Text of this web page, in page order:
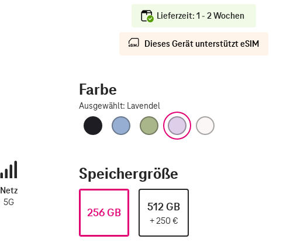
Netz
5G
Lieferzeit: 1 - 2 Wochen
Dieses Gerät unterstützt eSIM
Farbe
Ausgewählt: Lavendel
Schwarz
NebelblauSalbei Lavendel
Speichergröße
256 GB 512 GB
+250 €